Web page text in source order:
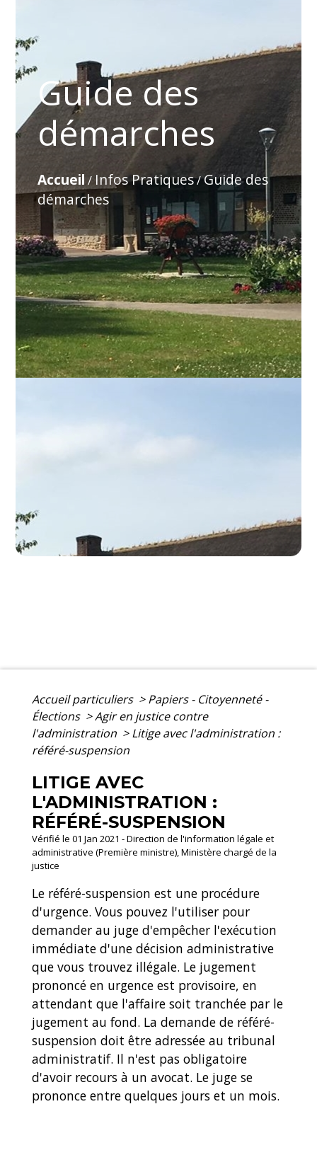
Guide des
démarches
Accueil / Infos Pratiques/Guide des
démarches
Accueil particuliers > Papiers - Citoyenneté -
Élections >Agir en justice contre
l'administration > Litige avec l'administration :
référé-suspension
LITIGE AVEC
L'ADMINISTRATION :
RÉFÉRÉ-SUSPENSION
Vérifié le 01 Jan 2021 - Direction de l'information légale et
administrative (Première ministre), Ministère chargé de la
justice
Le référé-suspension est une procédure
d'urgence. Vous pouvez l'utiliser pour
demander au juge d'empêcher l'exécution
immédiate d'une décision administrative
que vous trouvez illégale. Le jugement
prononcé en urgence est provisoire, en
attendant que l'affaire soit tranchée par le
jugement au fond. La demande de référé-
suspension doit être adressée au tribunal
administratif. Il n'est pas obligatoire
d'avoir recours à un avocat. Le juge se
prononce entre quelques jours et un mois.